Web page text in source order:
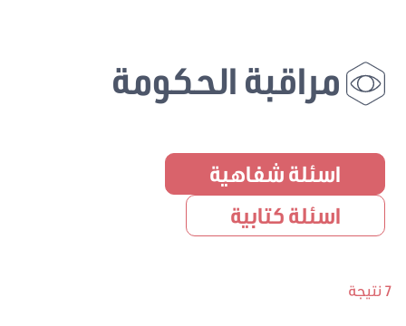
مراقبة الحكومة
اسئلة شفاهية
اسئلة كتابية
7 نتيجة